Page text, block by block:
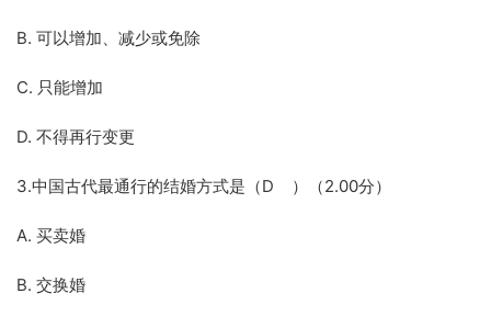
B. 可以增加、减少或免除
C. 只能增加
D. 不得再行变更
3.中国古代最通行的结婚方式是（D ）（2.00分）
A. 买卖婚
B. 交换婚